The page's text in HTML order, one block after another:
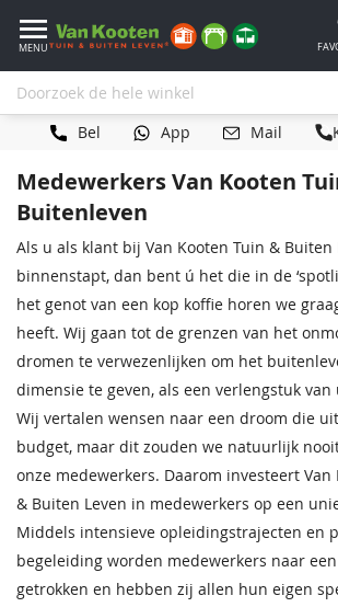
MENU
Bel App Mail
Medewerkers Van Kooten
Buitenleven
Als u als klant bij Van Kooten Tuin & Buiten
binnenstapt, dan bent ú het die in de
het genot van een kop koffie horen we
heeft. Wij gaan tot de grenzen van het
dromen te verwezenlijken om het
dimensie te geven, als een verlengstuk van
Wij vertalen wensen naar een droom die
budget, maar dit zouden we natuurlijk
onze medewerkers. Daarom investeert Van
& Buiten Leven in medewerkers op een
Middels intensieve opleidingstrajecten en
begeleiding worden medewerkers naar
getrokken en hebben zij allen hun eigen